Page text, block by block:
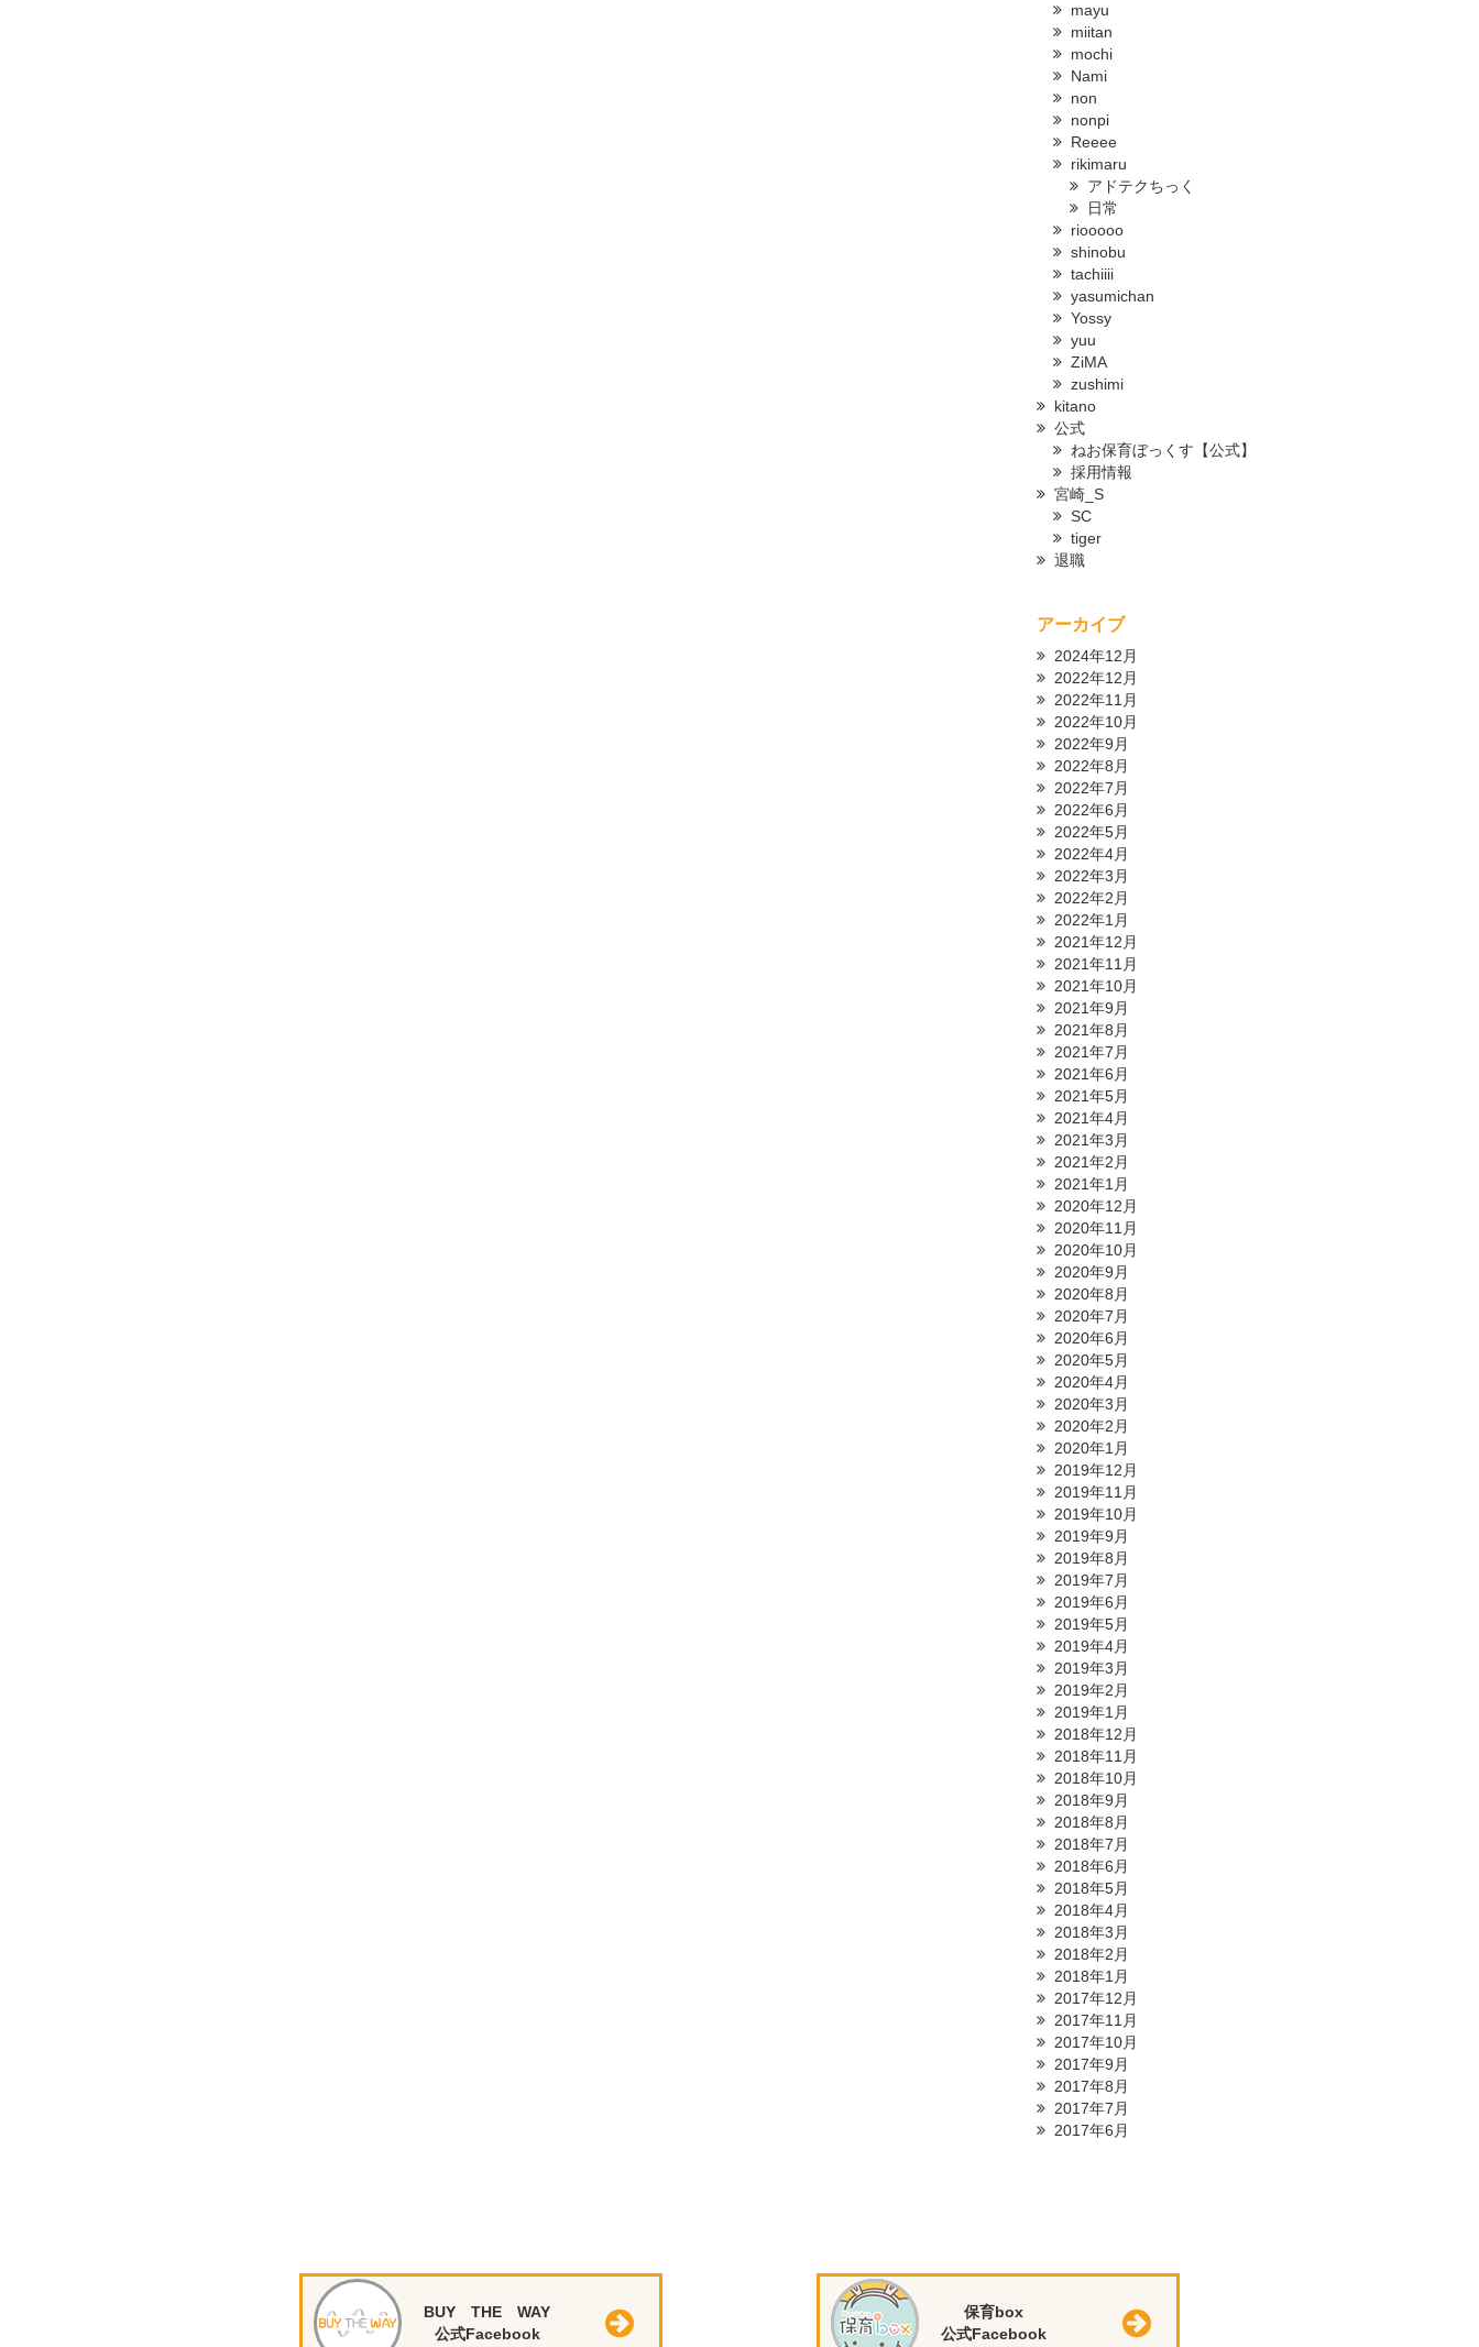
mayu
miitan
mochi
Nami
non
nonpi
Reeee
rikimaru
アドテクちっく
日常
riooooo
shinobu
tachiiii
yasumichan
Yossy
yuu
ZiMA
zushimi
kitano
公式
ねお保育ぼっくす【公式】
採用情報
宮崎_S
SC
tiger
退職
アーカイブ
2024年12月
2022年12月
2022年11月
2022年10月
2022年9月
2022年8月
2022年7月
2022年6月
2022年5月
2022年4月
2022年3月
2022年2月
2022年1月
2021年12月
2021年11月
2021年10月
2021年9月
2021年8月
2021年7月
2021年6月
2021年5月
2021年4月
2021年3月
2021年2月
2021年1月
2020年12月
2020年11月
2020年10月
2020年9月
2020年8月
2020年7月
2020年6月
2020年5月
2020年4月
2020年3月
2020年2月
2020年1月
2019年12月
2019年11月
2019年10月
2019年9月
2019年8月
2019年7月
2019年6月
2019年5月
2019年4月
2019年3月
2019年2月
2019年1月
2018年12月
2018年11月
2018年10月
2018年9月
2018年8月
2018年7月
2018年6月
2018年5月
2018年4月
2018年3月
2018年2月
2018年1月
2017年12月
2017年11月
2017年10月
2017年9月
2017年8月
2017年7月
2017年6月
BUY THE WAY
公式Facebook
保育box
公式Facebook